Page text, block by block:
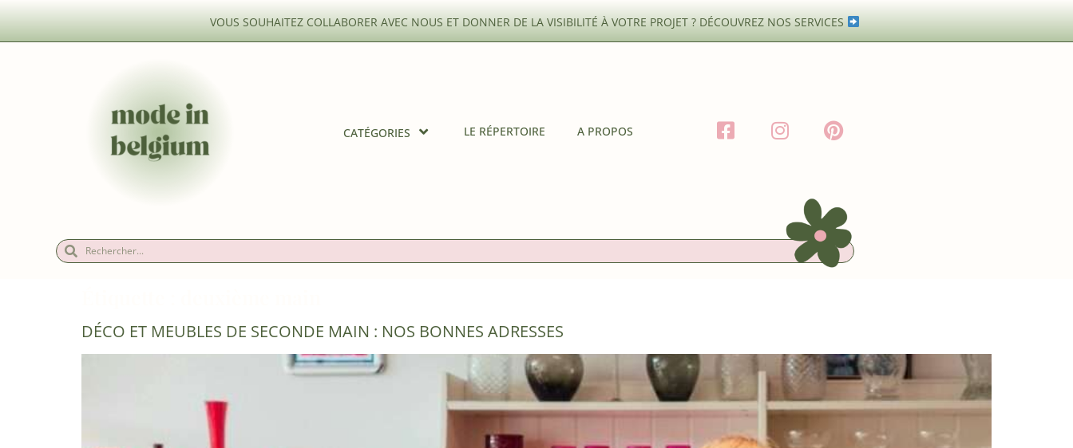
VOUS SOUHAITEZ COLLABORER AVEC NOUS ET DONNER DE LA VISIBILITÉ À VOTRE PROJET ? DÉCOUVREZ NOS SERVICES
CATÉGORIES LE RÉPERTOIRE A PROPOS
DÉCO ET MEUBLES DE SECONDE MAIN : NOS BONNES ADRESSES